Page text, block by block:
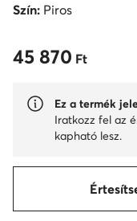
Szín: Piros
45 870 Ft
45 870 Ft
Ez a termék
Iratkozz fel az
kapható lesz.